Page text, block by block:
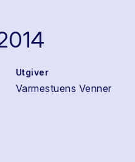
Utgiver
Varmestuens Venner